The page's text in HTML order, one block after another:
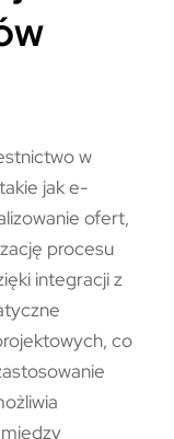
w
jak e-
ofert,
procesu
integracji z
co